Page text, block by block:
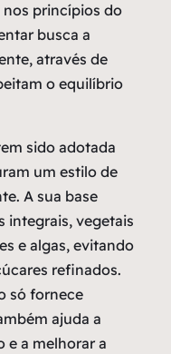
princípios do
busca a
através de
o equilíbrio
sido adotada
um estilo de
A sua base
integrais, vegetais
e algas, evitando
refinados.
só fornece
ajuda a
e a melhorar a